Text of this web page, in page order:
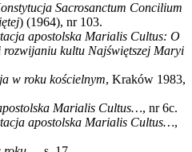
Sacrosanctum Concilium
) (1964), nr 103.
apostolska Marialis Cultus: O
rozwijaniu kultu Najświętszej Maryi
w roku kościelnym, Kraków 1983,
Marialis Cultus…, nr 6c.
apostolska Marialis Cultus…,